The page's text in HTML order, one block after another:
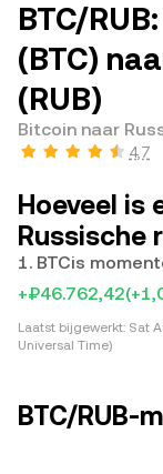
BTC/
(BTC)
(RUB)
Bitcoin naar
4,7
Hoeveel is
Russische
1. BTCis
+₽46.762,42
Laatst bijgewerkt: Sat
Universal Time)
BTC/RUB-